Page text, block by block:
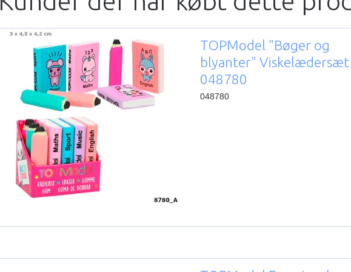
TOPModel "Bøger og
blyanter" Viskelædersæt
048780
048780